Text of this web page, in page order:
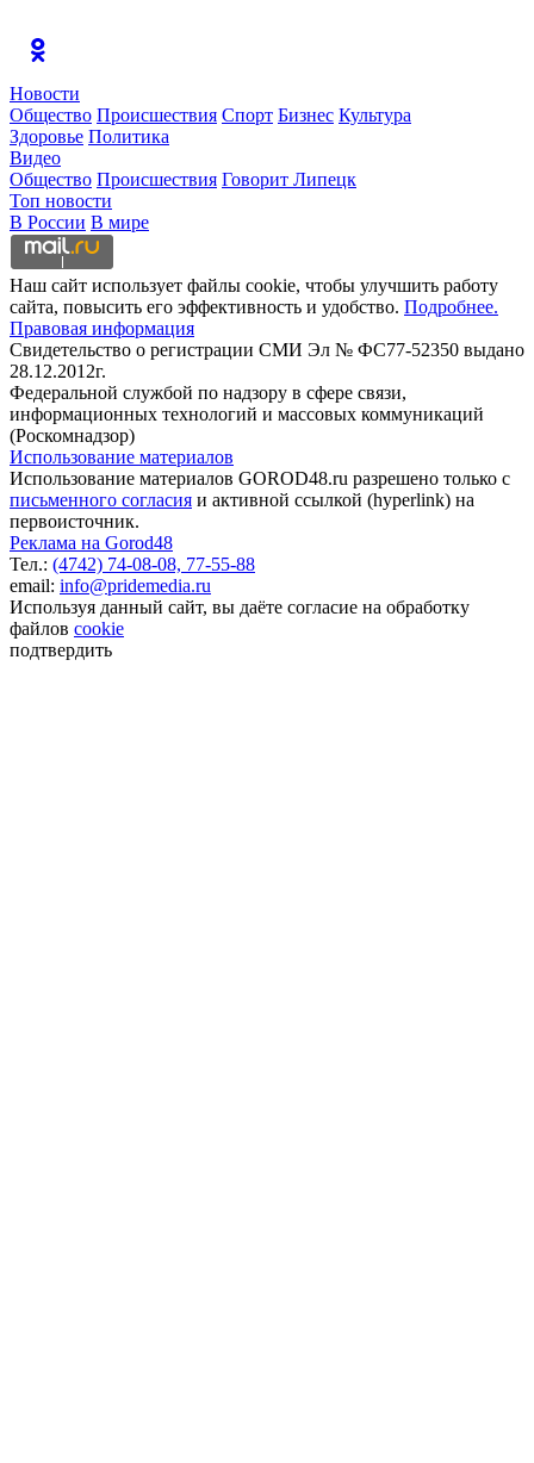
Новости
Общество Происшествия Спорт Бизнес Культура
Здоровье Политика
Видео
Общество Происшествия Говорит Липецк
Топ новости
В России В мире
Наш сайт использует файлы cookie, чтобы улучшить работу
сайта, повысить его эффективность и удобство. Подробнее.
Правовая информация
Свидетельство о регистрации СМИ Эл № ФС77-52350 выдано
28.12.2012г.
Федеральной службой по надзору в сфере связи,
информационных технологий и массовых коммуникаций
(Роскомнадзор)
Использование материалов
Использование материалов GOROD48.ru разрешено только с
письменного согласия и активной ссылкой (hyperlink) на
первоисточник.
Реклама на Gorod48
Тел.: (4742) 74-08-08, 77-55-88
email: info@pridemedia.ru
Используя данный сайт, вы даёте согласие на обработку
файлов cookie
подтвердить